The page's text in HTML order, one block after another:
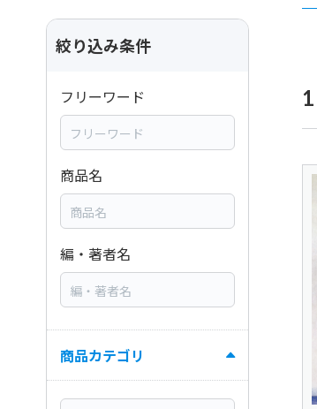
1
絞り込み条件
フリーワード
商品名
編・著者名
商品カテゴリ